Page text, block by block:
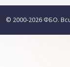
© 2000-2026 ФБО.